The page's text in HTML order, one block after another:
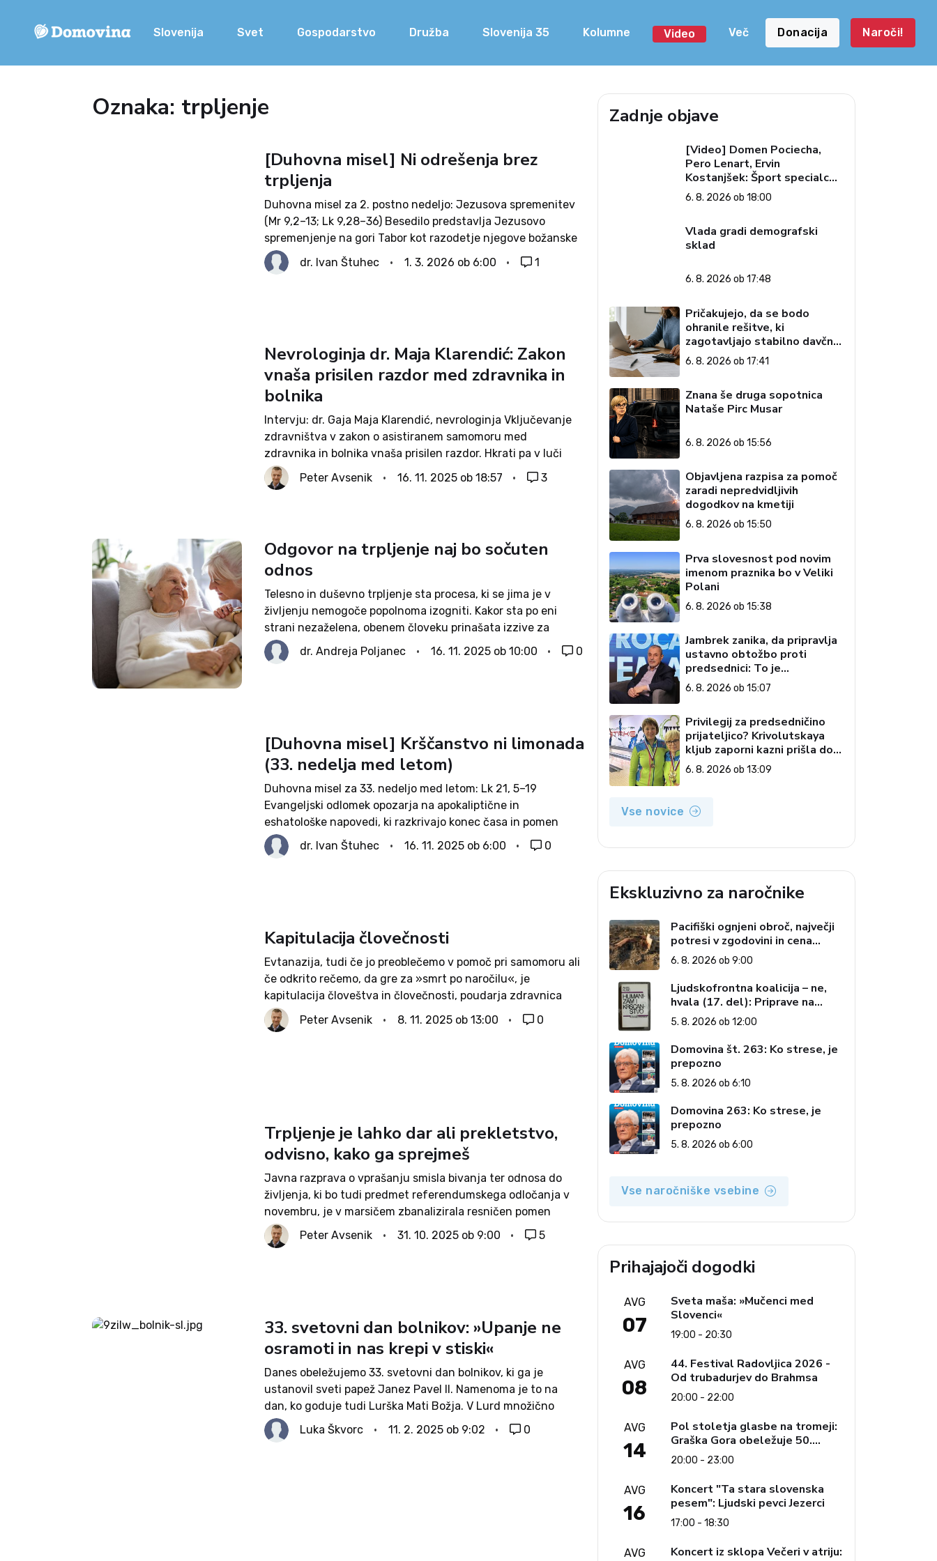
Slovenija Svet Gospodarstvo Družba Slovenija 35 Kolumne Video Več Donacija Naroči!
Oznaka: trpljenje
[Duhovna misel] Ni odrešenja brez
trpljenja
Duhovna misel za 2. postno nedeljo: Jezusova spremenitev
(Mr 9,2–13; Lk 9,28–36) Besedilo predstavlja Jezusovo
spremenjenje na gori Tabor kot razodetje njegove božanske
narave in enega ključnih dogodkov njegovega zemeljskega
delovanja. Dogodek je postavljen v širši svetopisemski
dr. Ivan Štuhec 1. 3. 2026 ob 6:00 1
Nevrologinja dr. Maja Klarendić: Zakon
vnaša prisilen razdor med zdravnika in
bolnika
Intervju: dr. Gaja Maja Klarendić, nevrologinja Vključevanje
zdravništva v zakon o asistiranem samomoru med
zdravnika in bolnika vnaša prisilen razdor. Hkrati pa v luči
aktualnih razmer v slovenskem zdravstvu postavlja v
drugorazredni položaj tiste hude bolnike, ki se za takšen...
Peter Avsenik 16. 11. 2025 ob 18:57 3
Odgovor na trpljenje naj bo sočuten
odnos
Telesno in duševno trpljenje sta procesa, ki se jima je v
življenju nemogoče popolnoma izogniti. Kakor sta po eni
strani nezaželena, obenem človeku prinašata izzive za
osebni razvoj, nova spoznanja ter povezovanje z drugimi.
Zanimivo je namreč, da se v...
dr. Andreja Poljanec 16. 11. 2025 ob 10:00 0
[Duhovna misel] Krščanstvo ni limonada
(33. nedelja med letom)
Duhovna misel za 33. nedeljo med letom: Lk 21, 5–19
Evangeljski odlomek opozarja na apokaliptične in
eshatološke napovedi, ki razkrivajo konec časa in pomen
trpljenja. Jezus napoveduje preizkušnje svojih učencev, a
jih hkrati spodbuja k vztrajnosti in veri. Kristjani naj...
dr. Ivan Štuhec 16. 11. 2025 ob 6:00 0
Kapitulacija človečnosti
Evtanazija, tudi če jo preoblečemo v pomoč pri samomoru ali
če odkrito rečemo, da gre za »smrt po naročilu«, je
kapitulacija človeštva in človečnosti, poudarja zdravnica
družinske medicine v kranjskem zdravstvenem domu
Andreja Štular. Gre za linijo najmanjšega napora, ki...
Peter Avsenik 8. 11. 2025 ob 13:00 0
Trpljenje je lahko dar ali prekletstvo,
odvisno, kako ga sprejmeš
Javna razprava o vprašanju smisla bivanja ter odnosa do
življenja, ki bo tudi predmet referendumskega odločanja v
novembru, je v marsičem zbanalizirala resničen pomen
pojmov. Kot da ni življenje največ, kar je človeku dano.
Včasih se zdi, da se njegove...
Peter Avsenik 31. 10. 2025 ob 9:00 5
33. svetovni dan bolnikov: »Upanje ne
osramoti in nas krepi v stiski«
Danes obeležujemo 33. svetovni dan bolnikov, ki ga je
ustanovil sveti papež Janez Pavel II. Namenoma je to na
dan, ko goduje tudi Lurška Mati Božja. V Lurd množično
romajo bolniki tako s telesnimi kot duševnimi boleznimi, pa
tudi drugi,...
Luka Škvorc 11. 2. 2025 ob 9:02 0
Zadnje objave
[Video] Domen Pociecha,
Pero Lenart, Ervin
Kostanjšek: Šport specialcev
(Vroča tema, 6. 8. 2026)
6. 8. 2026 ob 18:00
Vlada gradi demografski
sklad
6. 8. 2026 ob 17:48
Pričakujejo, da se bodo
ohranile rešitve, ki
zagotavljajo stabilno davčno
okolje
6. 8. 2026 ob 17:41
Znana še druga sopotnica
Nataše Pirc Musar
6. 8. 2026 ob 15:56
Objavljena razpisa za pomoč
zaradi nepredvidljivih
dogodkov na kmetiji
6. 8. 2026 ob 15:50
Prva slovesnost pod novim
imenom praznika bo v Veliki
Polani
6. 8. 2026 ob 15:38
Jambrek zanika, da pripravlja
ustavno obtožbo proti
predsednici: To je
popolnoma neresnična
informacija
6. 8. 2026 ob 15:07
Privilegij za predsedničino
prijateljico? Krivolutskaya
kljub zaporni kazni prišla do
državljanstva?
6. 8. 2026 ob 13:09
Vse novice
Ekskluzivno za naročnike
Pacifiški ognjeni obroč, največji
potresi v zgodovini in cena
pozabe
6. 8. 2026 ob 9:00
Ljudskofrontna koalicija – ne,
hvala (17. del): Priprave na
sestop z oblasti – dvorska
opozicija 6: Gramsci na delu:
Revija 2000 in revolucionarna
izvotlitev krščanstva
5. 8. 2026 ob 12:00
Domovina št. 263: Ko strese, je
prepozno
5. 8. 2026 ob 6:10
Domovina 263: Ko strese, je
prepozno
5. 8. 2026 ob 6:00
Vse naročniške vsebine
Prihajajoči dogodki
AVG
07
Sveta maša: »Mučenci med
Slovenci«
19:00 - 20:30
AVG
08
44. Festival Radovljica 2026 -
Od trubadurjev do Brahmsa
20:00 - 22:00
AVG
14
Pol stoletja glasbe na tromeji:
Graška Gora obeležuje 50.
jubilejni festival narodno-
zabavne glasbe
20:00 - 23:00
AVG
16
Koncert "Ta stara slovenska
pesem": Ljudski pevci Jezerci
17:00 - 18:30
AVG
Koncert iz sklopa Večeri v atriju: